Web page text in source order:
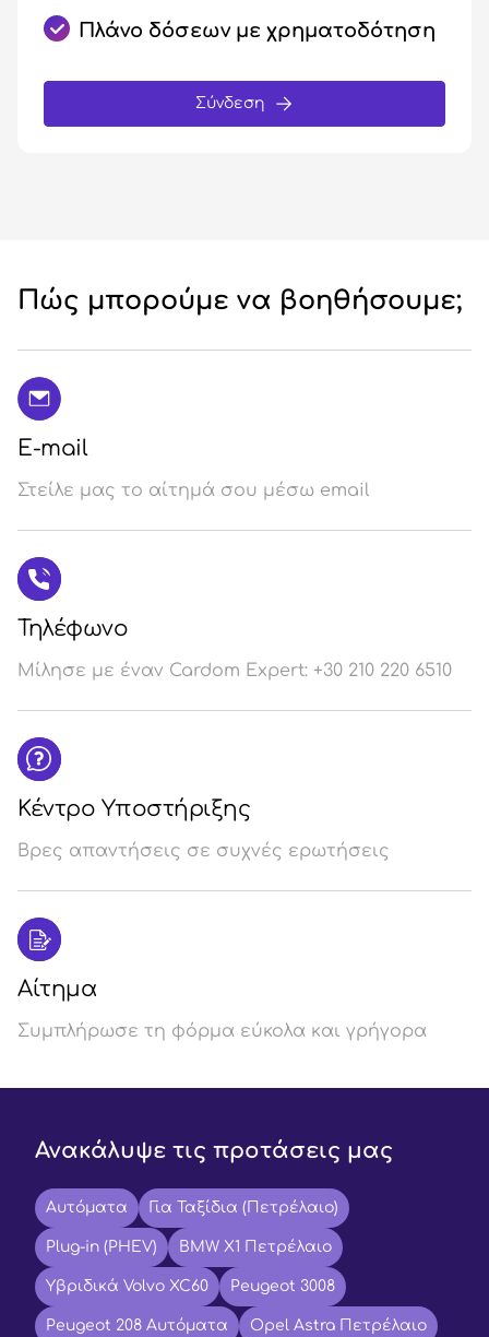
Πλάνο δόσεων με χρηματοδότηση
Σύνδεση
Πώς μπορούμε να βοηθήσουμε;
E-mail
Στείλε μας το αίτημά σου μέσω email
Τηλέφωνο
Μίλησε με έναν Cardom Expert: +30 210 220 6510
Κέντρο Υποστήριξης
Βρες απαντήσεις σε συχνές ερωτήσεις
Αίτημα
Συμπλήρωσε τη φόρμα εύκολα και γρήγορα
Ανακάλυψε τις προτάσεις μας
Αυτόματα Για Ταξίδια (Πετρέλαιο)
Plug-in (PHEV) BMW X1 Πετρέλαιο
Υβριδικά Volvo XC60 Peugeot 3008
Peugeot 208 Αυτόματα Opel Astra Πετρέλαιο